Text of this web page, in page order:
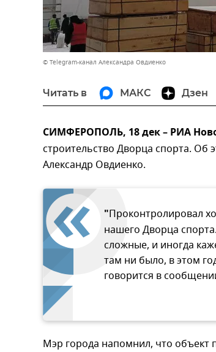
© Telegram-канал Александра Овдиенко
Читать в МАКС Дзен
СИМФЕРОПОЛЬ, 18 дек – РИА
строительство Дворца спорта.
Александр Овдиенко.
"Проконтролировал
нашего Дворца
сложные, и иногда
там ни было, в этом
говорится в
Мэр города напомнил, что объект